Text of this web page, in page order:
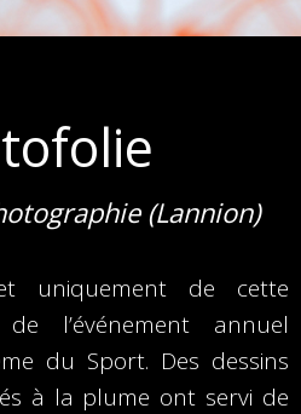
(Lannion)
uniquement de cette
l’événement annuel
du Sport. Des dessins
à la plume ont servi de